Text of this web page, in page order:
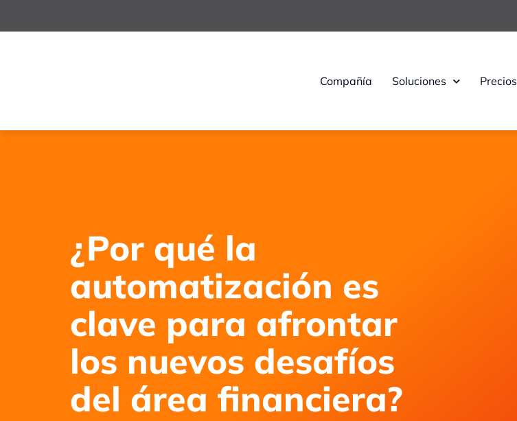
Compañía Soluciones Precios
¿Por qué la
automatización es
clave para afrontar
los nuevos desafíos
del área financiera?